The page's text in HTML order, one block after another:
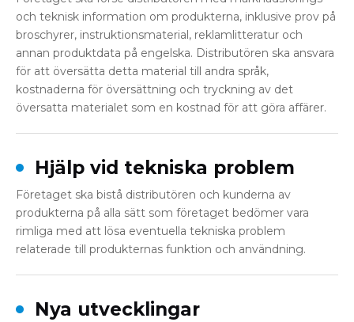
och teknisk information om produkterna, inklusive prov på
broschyrer, instruktionsmaterial, reklamlitteratur och
annan produktdata på engelska. Distributören ska ansvara
för att översätta detta material till andra språk,
kostnaderna för översättning och tryckning av det
översatta materialet som en kostnad för att göra affärer.
Hjälp vid tekniska problem
Företaget ska bistå distributören och kunderna av
produkterna på alla sätt som företaget bedömer vara
rimliga med att lösa eventuella tekniska problem
relaterade till produkternas funktion och användning.
Nya utvecklingar